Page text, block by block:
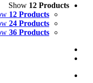
Show 12 Products
12 Products
24 Products
36 Products